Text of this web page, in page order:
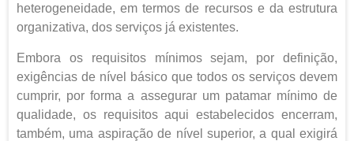
heterogeneidade, em termos de recursos e da estrutura
organizativa, dos serviços já existentes.
Embora os requisitos mínimos sejam, por definição,
exigências de nível básico que todos os serviços devem
cumprir, por forma a assegurar um patamar mínimo de
qualidade, os requisitos aqui estabelecidos encerram,
também, uma aspiração de nível superior, a qual exigirá